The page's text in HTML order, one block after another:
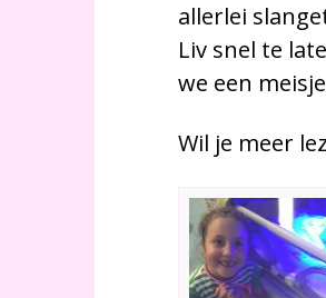
allerlei
Liv snel te
we een
Wil je meer